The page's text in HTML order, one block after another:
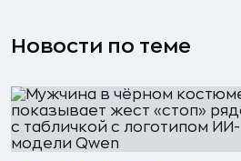
Новости по теме